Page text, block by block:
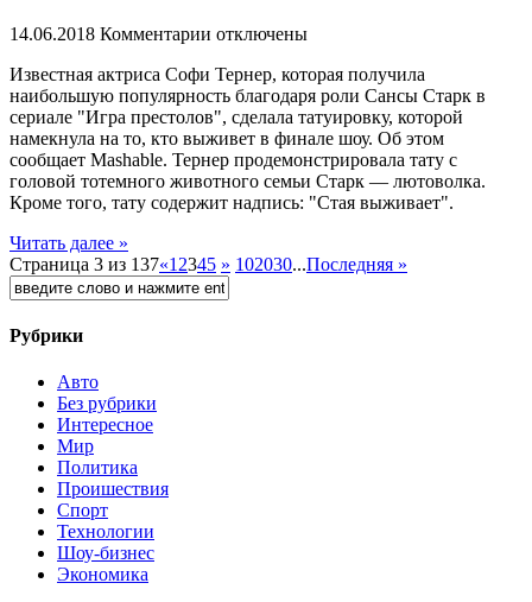
14.06.2018 Комментарии отключены
Извeстнaя актриса Софи Тернер, которая получила
наибольшую популярность благодаря роли Сансы Старк в
сериале "Игра престолов", сделала татуировку, которой
намекнула на то, кто выживет в финале шоу. Об этом
сообщает Mashable. Тернер продемонстрировала тату с
головой тотемного животного семьи Старк — лютоволка.
Кроме того, тату содержит надпись: "Стая выживает".
Читать далее »
Страница 3 из 137«1 2345 » 102030...Последняя »
Рубрики
Авто
Без рубрики
Интересное
Мир
Политика
Проишествия
Спорт
Технологии
Шоу-бизнес
Экономика